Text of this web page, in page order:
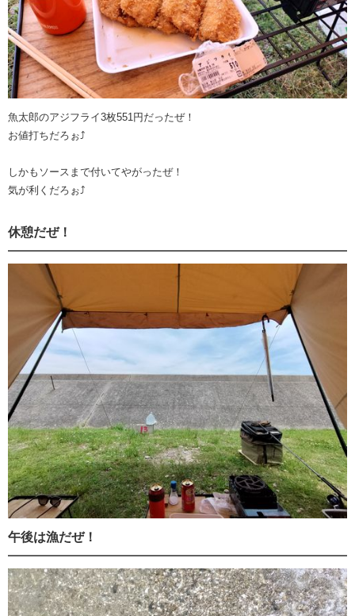
魚太郎のアジフライ3枚551円だったぜ！
お値打ちだろぉ⤴︎
しかもソースまで付いてやがったぜ！
気が利くだろぉ⤴︎
休憩だぜ！
午後は漁だぜ！